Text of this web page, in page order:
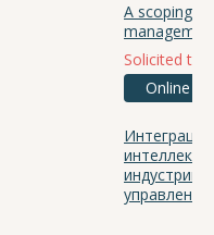
A scoping
Solicited talk
Online
индустрии